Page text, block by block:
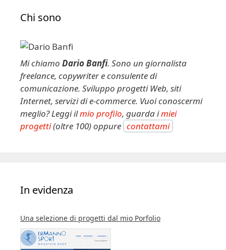
v
Chi sono
Mi chiamo Dario Banfi. Sono un giornalista
freelance, copywriter e consulente di
comunicazione. Sviluppo progetti Web, siti
Internet, servizi di e-commerce. Vuoi conoscermi
meglio? Leggi ilmio profilo, guarda imiei
progetti(oltre 100) oppure contattami
In evidenza
Una selezione di progetti dal mio Porfolio